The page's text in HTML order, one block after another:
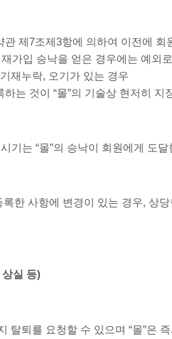
관 제7조제3항에 의하여 이전에
재가입 승낙을 얻은 경우에는 예외
재누락, 오기가 있는 경우
하는 것이 “몰”의 기술상 현저히 지
기는 “몰”의 승낙이 회원에게 도
한 사항에 변경이 있는 경우, 상
상실 등)
탈퇴를 요청할 수 있으며 “몰”은